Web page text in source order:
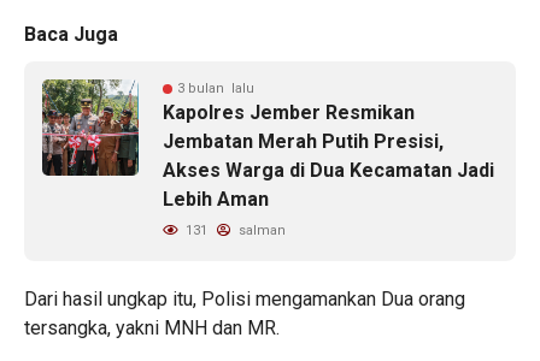
Baca Juga
3 bulan lalu
Kapolres Jember Resmikan
Jembatan Merah Putih Presisi,
Akses Warga di Dua Kecamatan Jadi
Lebih Aman
131 salman
Dari hasil ungkap itu, Polisi mengamankan Dua orang
tersangka, yakni MNH dan MR.